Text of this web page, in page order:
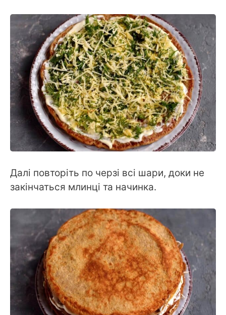
Далі повторіть по черзі всі шари, доки не
закінчаться млинці та начинка.